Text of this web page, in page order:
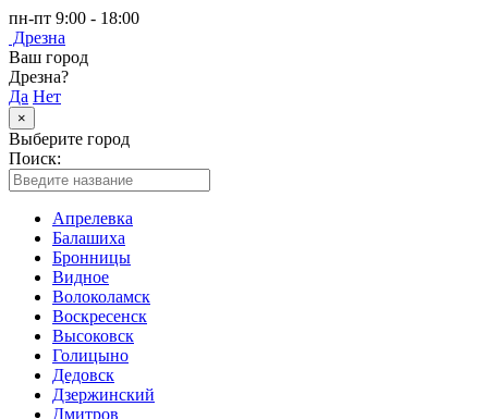
пн-пт 9:00 - 18:00
Дрезна
Ваш город
Дрезна?
Да Нет
×
Выберите город
Поиск:
Апрелевка
Балашиха
Бронницы
Видное
Волоколамск
Воскресенск
Высоковск
Голицыно
Дедовск
Дзержинский
Дмитров